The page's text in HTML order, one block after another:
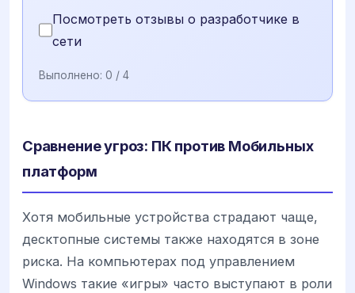
Посмотреть отзывы о разработчике в
сети
Выполнено: 0 / 4
Сравнение угроз: ПК против Мобильных
платформ
Хотя мобильные устройства страдают чаще,
десктопные системы также находятся в зоне
риска. На компьютерах под управлением
Windows такие «игры» часто выступают в роли